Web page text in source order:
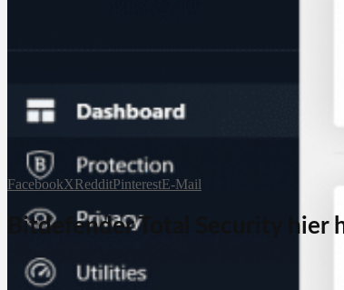
FacebookXRedditPinterestE-Mail
Bitdefender Total Security